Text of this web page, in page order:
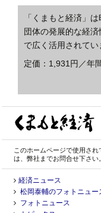
「くまもと経済」
団体の発展的な経
で広く活用されてい
定価：1,931円／年
このホームページで使用さ
は、弊社までお問合せ下さい。
経済ニュース
松岡泰輔のフォトニュー
フォトニュース